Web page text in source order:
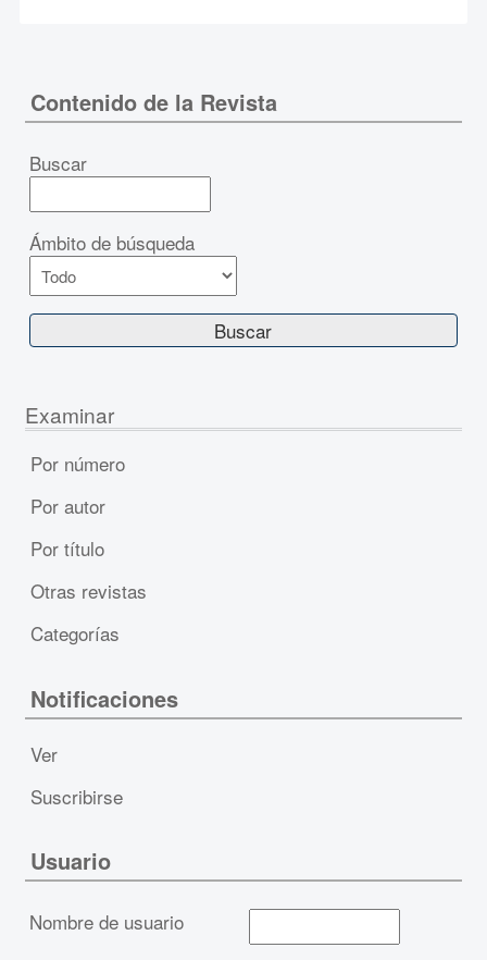
Contenido de la Revista
Buscar
Ámbito de búsqueda
Examinar
Por número
Por autor
Por título
Otras revistas
Categorías
Notificaciones
Ver
Suscribirse
Usuario
Nombre de usuario